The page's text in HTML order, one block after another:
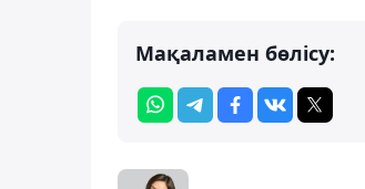
Мақаламен бөлісу: